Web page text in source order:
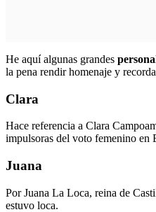
He aquí algunas grandes
la pena rendir homenaje y
Clara
Hace referencia a Clara
impulsoras del voto femenino en
Juana
Por Juana La Loca, reina de
estuvo loca.